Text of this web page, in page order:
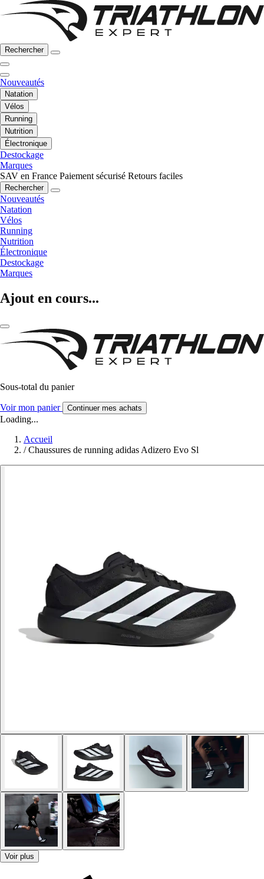
Rechercher
Nouveautés
Natation
Vélos
Running
Nutrition
Électronique
Destockage
Marques
SAV en France Paiement sécurisé Retours faciles
Rechercher
Nouveautés
Natation
Vélos
Running
Nutrition
Électronique
Destockage
Marques
Ajout en cours...
Sous-total du panier
Voir mon panier Continuer mes achats
Loading...
Accueil
/ Chaussures de running adidas Adizero Evo Sl
Voir plus